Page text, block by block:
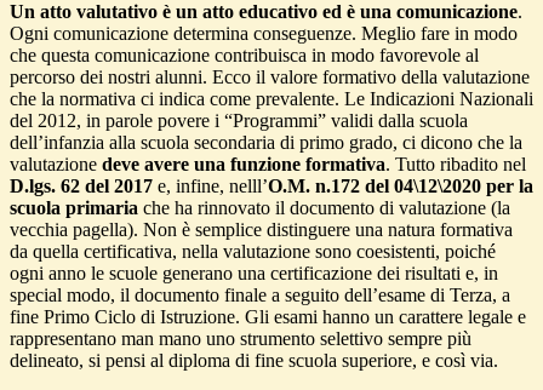
Un atto valutativo è un atto educativo ed è una comunicazione.
Ogni comunicazione determina conseguenze. Meglio fare in modo
che questa comunicazione contribuisca in modo favorevole al
percorso dei nostri alunni. Ecco il valore formativo della valutazione
che la normativa ci indica come prevalente. Le Indicazioni Nazionali
del 2012, in parole povere i “Programmi” validi dalla scuola
dell’infanzia alla scuola secondaria di primo grado, ci dicono che la
valutazione deve avere una funzione formativa. Tutto ribadito nel
D.lgs. 62 del 2017 e, infine, nelll’O.M. n.172 del 04\12\2020 per la
scuola primaria che ha rinnovato il documento di valutazione (la
vecchia pagella). Non è semplice distinguere una natura formativa
da quella certificativa, nella valutazione sono coesistenti, poiché
ogni anno le scuole generano una certificazione dei risultati e, in
special modo, il documento finale a seguito dell’esame di Terza, a
fine Primo Ciclo di Istruzione. Gli esami hanno un carattere legale e
rappresentano man mano uno strumento selettivo sempre più
delineato, si pensi al diploma di fine scuola superiore, e così via.